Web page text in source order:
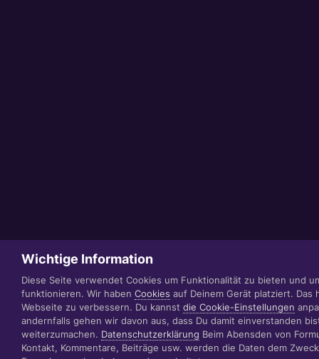
Wichtige Information
Diese Seite verwendet Cookies um Funktionalität zu bieten und
funktionieren. Wir haben Cookies auf Deinem Gerät platziert. Das
Webseite zu verbessern. Du kannst die Cookie-Einstellungen
andernfalls gehen wir davon aus, dass Du damit einverstanden
weiterzumachen. Datenschutzerklärung Beim Abensden von
Kontakt, Kommentare, Beiträge usw. werden die Daten dem